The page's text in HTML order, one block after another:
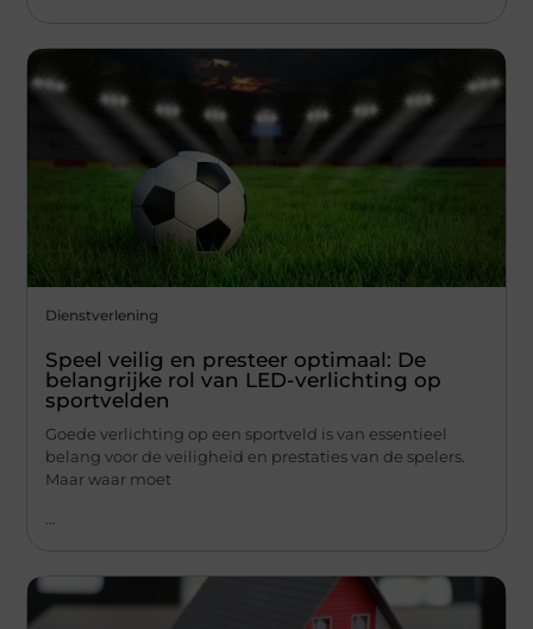
Dienstverlening
Speel veilig en presteer optimaal: De
belangrijke rol van LED-verlichting op
sportvelden
Goede verlichting op een sportveld is van essentieel
belang voor de veiligheid en prestaties van de spelers.
Maar waar moet